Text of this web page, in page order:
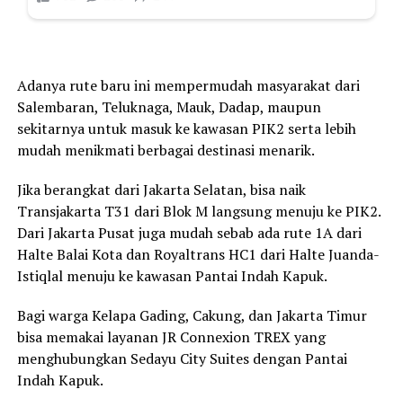
Adanya rute baru ini mempermudah masyarakat dari
Salembaran, Teluknaga, Mauk, Dadap, maupun
sekitarnya untuk masuk ke kawasan PIK2 serta lebih
mudah menikmati berbagai destinasi menarik.
Jika berangkat dari Jakarta Selatan, bisa naik
Transjakarta T31 dari Blok M langsung menuju ke PIK2.
Dari Jakarta Pusat juga mudah sebab ada rute 1A dari
Halte Balai Kota dan Royaltrans HC1 dari Halte Juanda-
Istiqlal menuju ke kawasan Pantai Indah Kapuk.
Bagi warga Kelapa Gading, Cakung, dan Jakarta Timur
bisa memakai layanan JR Connexion TREX yang
menghubungkan Sedayu City Suites dengan Pantai
Indah Kapuk.